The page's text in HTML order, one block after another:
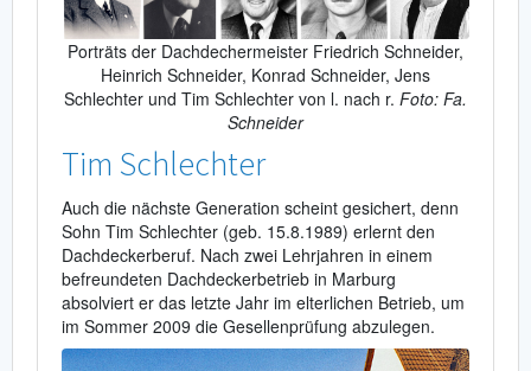
Porträts der Dachdechermeister Friedrich Schneider,
Heinrich Schneider, Konrad Schneider, Jens
Schlechter und Tim Schlechter von l. nach r. Foto: Fa.
Schneider
Tim Schlechter
Auch die nächste Generation scheint gesichert, denn
Sohn Tim Schlechter (geb. 15.8.1989) erlernt den
Dachdeckerberuf. Nach zwei Lehrjahren in einem
befreundeten Dachdeckerbetrieb in Marburg
absolviert er das letzte Jahr im elterlichen Betrieb, um
im Sommer 2009 die Gesellenprüfung abzulegen.